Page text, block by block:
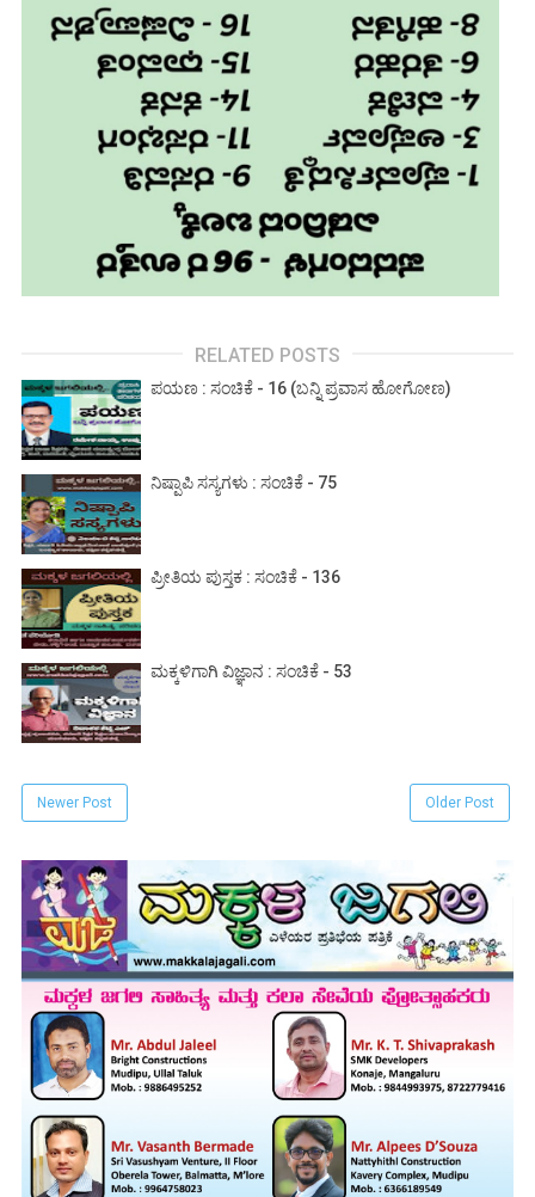
RELATED POSTS
ಪಯಣ : ಸಂಚಿಕೆ - 16 (ಬನ್ನಿ ಪ್ರವಾಸ ಹೋಗೋಣ)
ನಿಷ್ಪಾಪಿ ಸಸ್ಯಗಳು : ಸಂಚಿಕೆ - 75
ಪ್ರೀತಿಯ ಪುಸ್ತಕ : ಸಂಚಿಕೆ - 136
ಮಕ್ಕಳಿಗಾಗಿ ವಿಜ್ಞಾನ : ಸಂಚಿಕೆ - 53
Newer Post Older Post